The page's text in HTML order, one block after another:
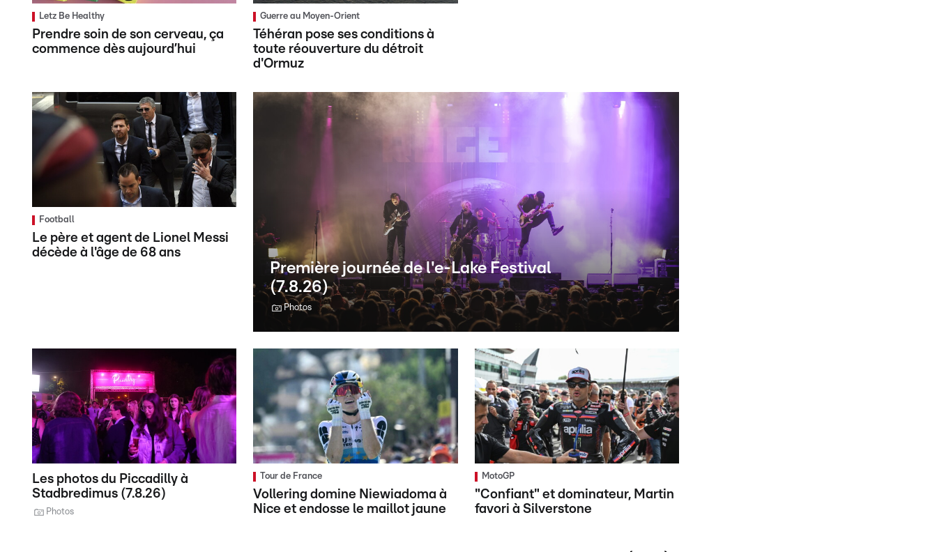
Letz Be Healthy
Prendre soin de son cerveau, ça
commence dès aujourd’hui
Guerre au Moyen-Orient
Téhéran pose ses conditions à
toute réouverture du détroit
d'Ormuz
Football
Le père et agent de Lionel Messi
décède à l'âge de 68 ans
Première journée de l'e-Lake Festival
(7.8.26)
Photos
Les photos du Piccadilly à
Stadbredimus (7.8.26)
Photos
Tour de France
Vollering domine Niewiadoma à
Nice et endosse le maillot jaune
MotoGP
"Confiant" et dominateur, Martin
favori à Silverstone